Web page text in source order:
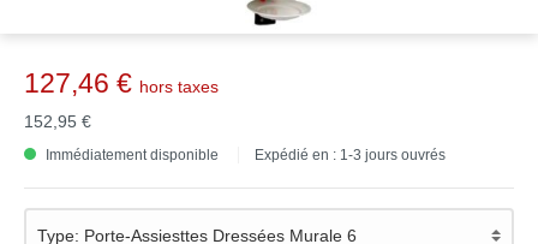
127,46 € hors taxes
152,95 €
Immédiatement disponible Expédié en : 1-3 jours ouvrés